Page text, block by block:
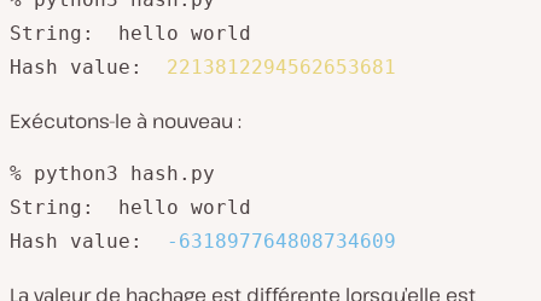
String:  hello world
Hash value: 2213812294562653681
Exécutons-le à nouveau :
% python3 hash.py
String:  hello world
Hash value:
-631897764808734609
La valeur de hachage est différente lorsqu’elle est